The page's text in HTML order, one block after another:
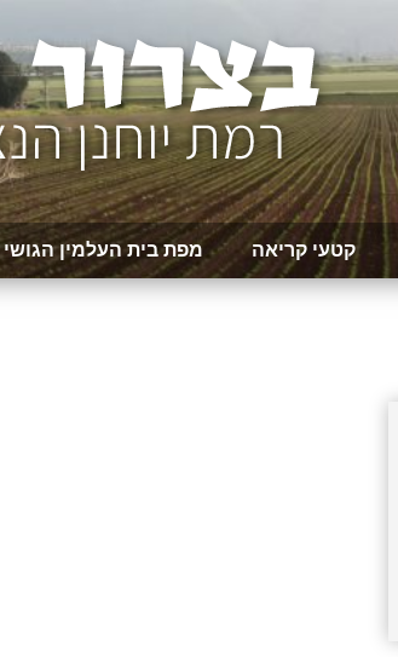
קטעי קריאה מפת בית העלמין הגושי